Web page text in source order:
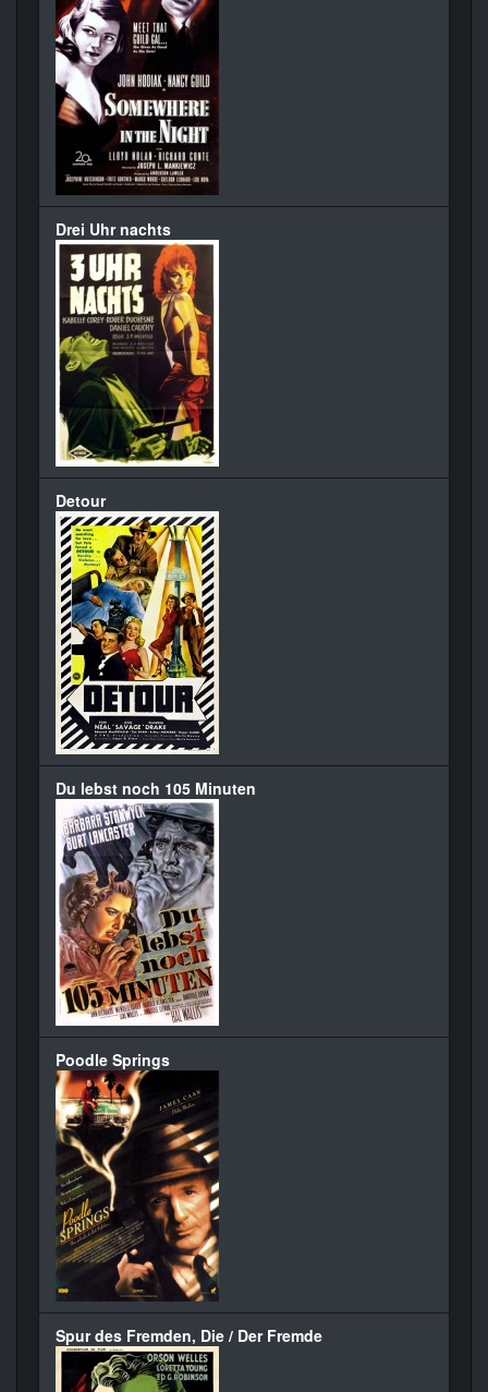
Drei Uhr nachts
Detour
Du lebst noch 105 Minuten
Poodle Springs
Spur des Fremden, Die / Der Fremde